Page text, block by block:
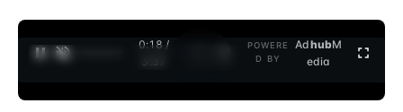
0:18 /
3:37
POWERE
D BY
AdhubM
edia